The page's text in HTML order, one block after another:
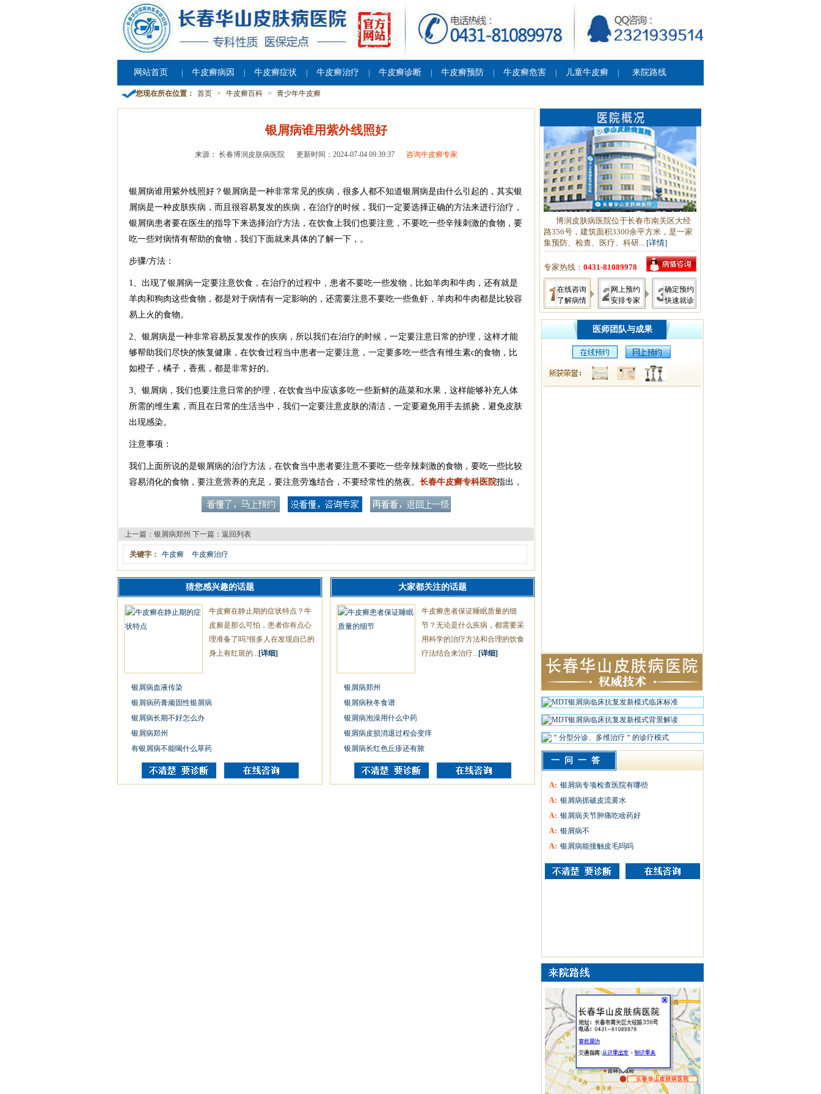
网站首页 牛皮癣病因 牛皮癣症状 牛皮癣治疗 牛皮癣诊断 牛皮癣预防 牛皮癣危害 儿童牛皮癣 来院路线
您现在所在位置： 首页 > 牛皮癣百科 > 青少年牛皮癣
银屑病谁用紫外线照好
来源： 长春博润皮肤病医院 更新时间：2024-07-04 09:39:37 咨询牛皮癣专家
银屑病谁用紫外线照好？银屑病是一种非常常见的疾病，很多人都不知道银屑病是由什么引起的，其实银
屑病是一种皮肤疾病，而且很容易复发的疾病，在治疗的时候，我们一定要选择正确的方法来进行治疗，
银屑病患者要在医生的指导下来选择治疗方法，在饮食上我们也要注意，不要吃一些辛辣刺激的食物，要
吃一些对病情有帮助的食物，我们下面就来具体的了解一下，。
步骤/方法：
1、出现了银屑病一定要注意饮食，在治疗的过程中，患者不要吃一些发物，比如羊肉和牛肉，还有就是
羊肉和狗肉这些食物，都是对于病情有一定影响的，还需要注意不要吃一些鱼虾，羊肉和牛肉都是比较容
易上火的食物。
2、银屑病是一种非常容易反复发作的疾病，所以我们在治疗的时候，一定要注意日常的护理，这样才能
够帮助我们尽快的恢复健康，在饮食过程当中患者一定要注意，一定要多吃一些含有维生素c的食物，比
如橙子，橘子，香蕉，都是非常好的。
3、银屑病，我们也要注意日常的护理，在饮食当中应该多吃一些新鲜的蔬菜和水果，这样能够补充人体
所需的维生素，而且在日常的生活当中，我们一定要注意皮肤的清洁，一定要避免用手去抓挠，避免皮肤
出现感染。
注意事项：
我们上面所说的是银屑病的治疗方法，在饮食当中患者要注意不要吃一些辛辣刺激的食物，要吃一些比较
容易消化的食物，要注意营养的充足，要注意劳逸结合，不要经常性的熬夜。 长春牛皮癣专科医院指出，
上一篇： 银屑病郑州 下一篇： 返回列表
关键字： 牛皮癣 牛皮癣治疗
猜您感兴趣的话题
牛皮癣在静止期的症状特点？牛
皮廯是那么可怕，患者你有点心
理准备了吗?很多人在发现自己的
身上有红斑的... [详细]
银屑病血液传染
银屑病药膏顽固性银屑病
银屑病长期不好怎么办
银屑病郑州
有银屑病不能喝什么草药
大家都关注的话题
牛皮癣患者保证睡眠质量的细
节？无论是什么疾病，都需要采
用科学的治疗方法和合理的饮食
疗法结合来治疗... [详细]
银屑病郑州
银屑病秋冬食谱
银屑病泡澡用什么中药
银屑病皮损消退过程会变痒
银屑病长红色丘疹还有脓
博润皮肤病医院位于长春市南关区大经
路356号，建筑面积3300余平方米，是一家
集预防、检查、医疗、科研... [详情]
专家热线： 0431-81089978
在线咨询
了解病情
网上预约
安排专家
确定预约
快速就诊
医师团队与成果
一问一答
A: 银屑病专项检查医院有哪些
A: 银屑病抓破皮流黄水
A: 银屑病关节肿痛吃啥药好
A: 银屑病不
A: 银屑病能接触皮毛吗吗